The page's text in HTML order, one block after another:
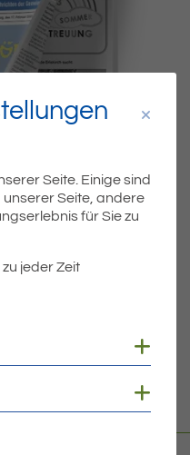
KW31-2023.PDF
Seite. Einige sind
unserer Seite, andere
für Sie zu
jeder Zeit